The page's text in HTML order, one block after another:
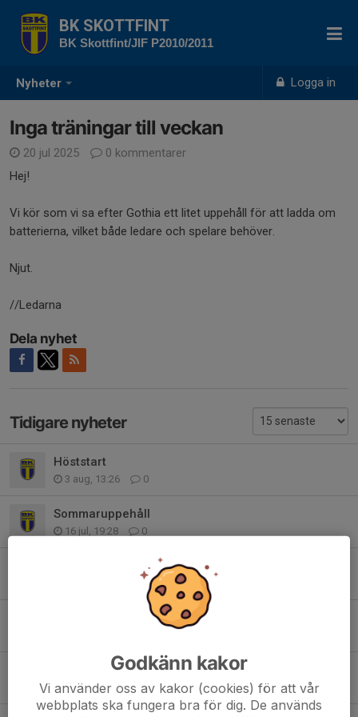
Nyheter Logga in
BK SKOTTFINT
BK Skottfint/JIF P2010/2011
Inga träningar till veckan
20 jul 2025
0 kommentarer
Hej!
Vi kör som vi sa efter Gothia ett litet uppehåll för att ladda om
batterierna, vilket både ledare och spelare behöver.
Njut.
//Ledarna
Dela nyhet
Tidigare nyheter
Höststart
3 aug, 13:26 0
Sommaruppehåll
16 jul, 19:28 0
Förutsättningar inför torsdag
0
Träningsläger - Typ allt man behöver veta
28 jun, 21:17 1
Godkänn kakor
Vi använder oss av kakor (cookies) för att vår
webbplats ska fungera bra för dig. De används